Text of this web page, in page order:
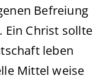
Befreiung
Ein Christ sollte
leben
Mittel weise